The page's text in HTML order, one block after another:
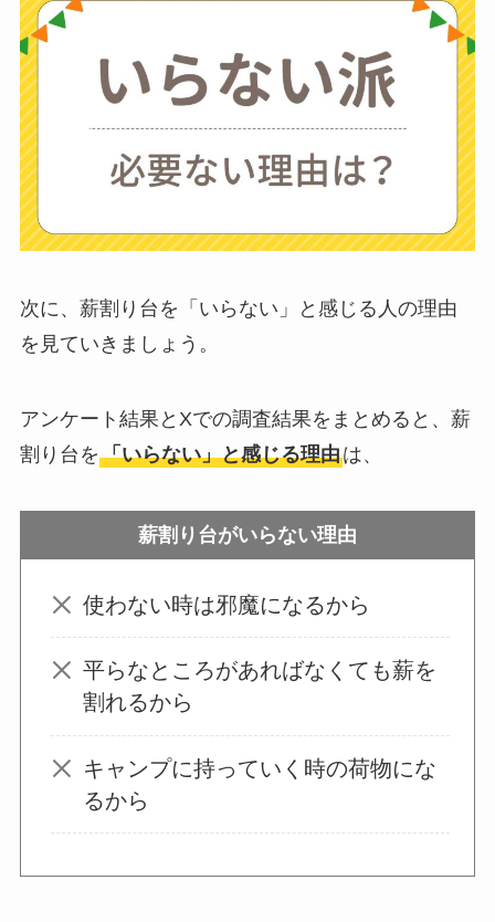
ない？三輪車とどっ
ちがいい？買った人
に後悔を聞いてみた
らない？買ってよか
燥機や掃除機など
お風呂の蓋はいらな
い？どうしてる？代
わりのものは何がい
はいらない？飽きる
ってよかった？
オイルポットはいる
次に、薪割り台を「いらない」と感じる人の理由
を見ていきましょう。
アンケート結果とXでの調査結果をまとめると、薪
割り台を「いらない」と感じる理由は、
薪割り台がいらない理由
使わない時は邪魔になるから
平らなところがあればなくても薪を
割れるから
キャンプに持っていく時の荷物にな
るから